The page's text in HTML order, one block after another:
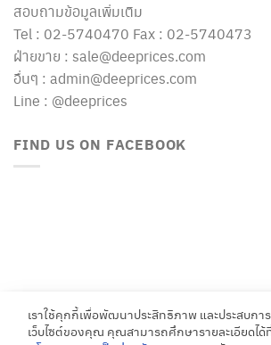
สอบถามข้อมูลเพิ่มเติม
Tel : 02-5740470 Fax : 02-5740473
ฝ่ายขาย : sale@deeprices.com
อื่นๆ : admin@deeprices.com
Line : @deeprices
FIND US ON FACEBOOK
เราใช้คุกกี้เพื่อพัฒนาประสิทธิภาพ และประสบก
เว็บไซต์ของคุณ คุณสามารถศึกษารายละเอียดได้